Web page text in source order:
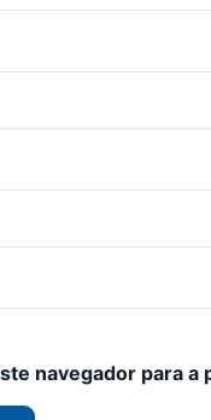
navegador para